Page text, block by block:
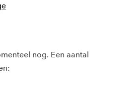
nog. Een aantal